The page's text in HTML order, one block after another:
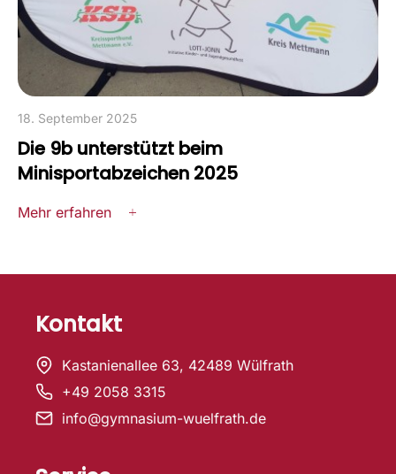
18. September 2025
Die 9b unterstützt beim
Minisportabzeichen 2025
Mehr erfahren
Kontakt
Kastanienallee 63, 42489 Wülfrath
+49 2058 3315
info@gymnasium-wuelfrath.de